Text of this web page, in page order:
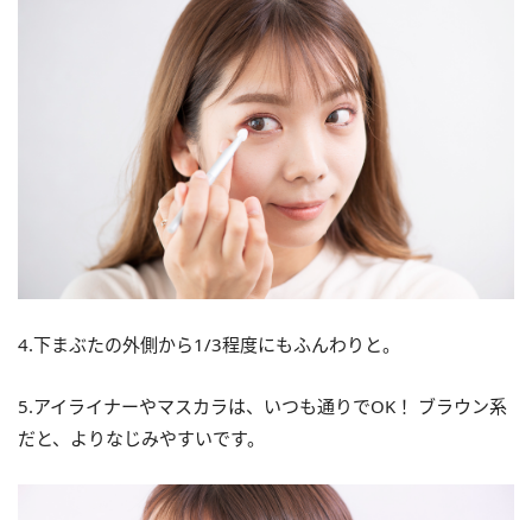
4.下まぶたの外側から1/3程度にもふんわりと。
5.アイライナーやマスカラは、いつも通りでOK！ ブラウン系
だと、よりなじみやすいです。